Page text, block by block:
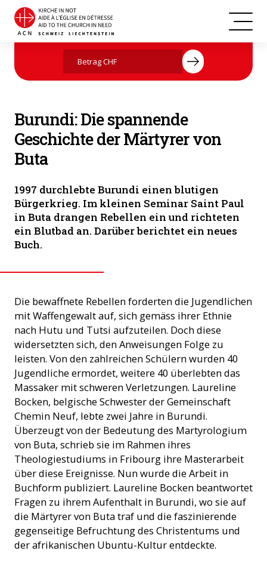
Die Gräber der Märtyrer, Burundi. (Bild: ACN)
Jetzt mit Ihrer Spende helfen
Burundi: Die spannende
Geschichte der Märtyrer von
Buta
1997 durchlebte Burundi einen blutigen
Bürgerkrieg. Im kleinen Seminar Saint Paul
in Buta drangen Rebellen ein und richteten
ein Blutbad an. Darüber berichtet ein neues
Buch.
Die bewaffnete Rebellen forderten die Jugendlichen
mit Waffengewalt auf, sich gemäss ihrer Ethnie
nach Hutu und Tutsi aufzuteilen. Doch diese
widersetzten sich, den Anweisungen Folge zu
leisten. Von den zahlreichen Schülern wurden 40
Jugendliche ermordet, weitere 40 überlebten das
Massaker mit schweren Verletzungen. Laureline
Bocken, belgische Schwester der Gemeinschaft
Chemin Neuf, lebte zwei Jahre in Burundi.
Überzeugt von der Bedeutung des Martyrologium
von Buta, schrieb sie im Rahmen ihres
Theologiestudiums in Fribourg ihre Masterarbeit
über diese Ereignisse. Nun wurde die Arbeit in
Buchform publiziert. Laureline Bocken beantwortet
Fragen zu ihrem Aufenthalt in Burundi, wo sie auf
die Märtyrer von Buta traf und die faszinierende
gegenseitige Befruchtung des Christentums und
der afrikanischen Ubuntu-Kultur entdeckte.